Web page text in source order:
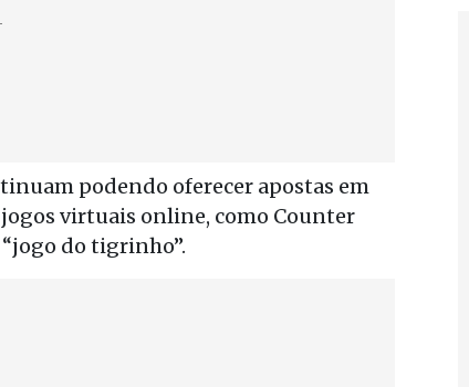
podendo oferecer apostas em
virtuais online, como Counter
do tigrinho”.